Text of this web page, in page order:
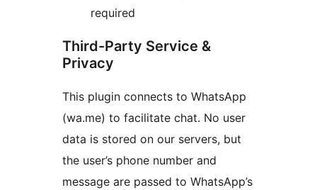
required
Third-Party Service &
Privacy
This plugin connects to WhatsApp
(wa.me) to facilitate chat. No user
data is stored on our servers, but
the user’s phone number and
message are passed to WhatsApp’s